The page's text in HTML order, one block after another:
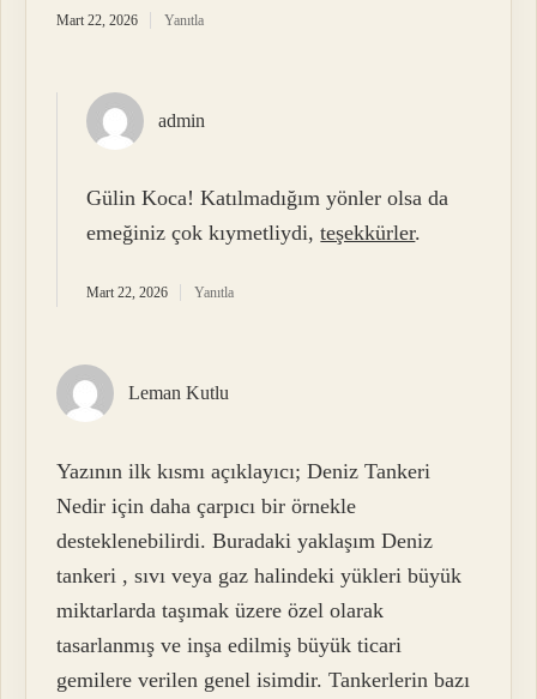
Mart 22, 2026 Yanıtla
admin
Gülin Koca! Katılmadığım yönler olsa da
emeğiniz çok kıymetliydi,teşekkürler.
Mart 22, 2026 Yanıtla
Leman Kutlu
Yazının ilk kısmı açıklayıcı; Deniz Tankeri
Nedir için daha çarpıcı bir örnekle
desteklenebilirdi. Buradaki yaklaşım Deniz
tankeri , sıvı veya gaz halindeki yükleri büyük
miktarlarda taşımak üzere özel olarak
tasarlanmış ve inşa edilmiş büyük ticari
gemilere verilen genel isimdir. Tankerlerin bazı